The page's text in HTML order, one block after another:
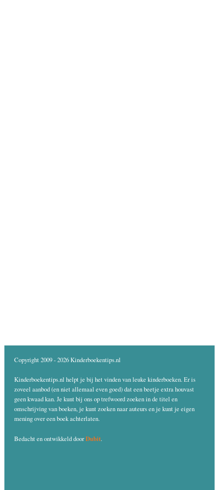
Copyright 2009 - 2026 Kinderboekentips.nl
Kinderboekentips.nl helpt je bij het vinden van leuke kinderboeken. Er is
zoveel aanbod (en niet allemaal even goed) dat een beetje extra houvast
geen kwaad kan. Je kunt bij ons op trefwoord zoeken in de titel en
omschrijving van boeken, je kunt zoeken naar auteurs en je kunt je eigen
mening over een boek achterlaten.
Bedacht en ontwikkeld doorDubit.